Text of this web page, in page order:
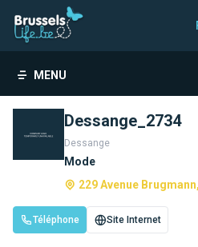
MENU
Dessange_2734
Dessange
Mode
229 Avenue
Téléphone Site Internet